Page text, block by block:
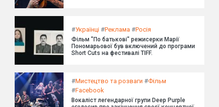
#Українці #Реклама #Росія
Фільм "По батькові" режисерки Марії
Пономарьової був включений до програми
Short Cuts на фестивалі TIFF.
#Мистецтво та розваги #Фільм
#Facebook
Вокаліст легендарної групи Deep Purple